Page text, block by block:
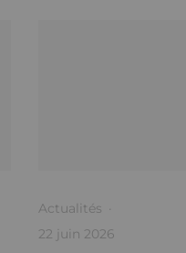
Actualités ·
22 juin 2026